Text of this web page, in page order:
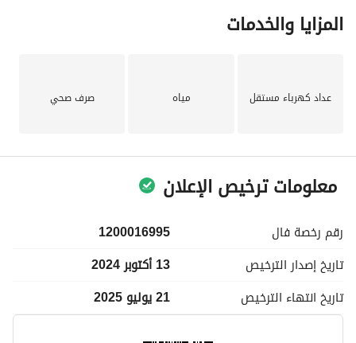
المزايا والخدمات
عداد كهرباء مستقل مياه صرف صحي
معلومات ترخيص الإعلان
رقم رخصة فال
1200016995
تاريخ إصدار الترخيص
13 أكتوبر 2024
تاريخ انتهاء الترخيص 21 يوليو 2025